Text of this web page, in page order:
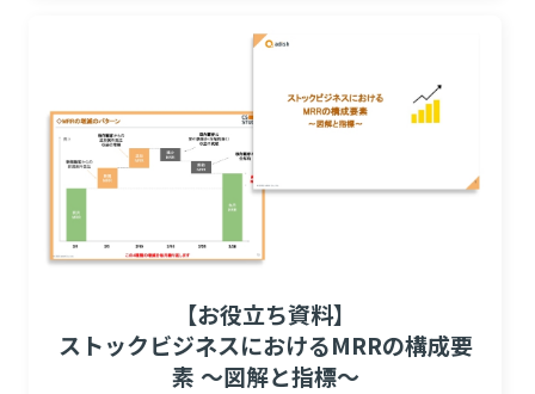
【お役立ち資料】
ストックビジネスにおけるMRRの構成要
素 ～図解と指標～